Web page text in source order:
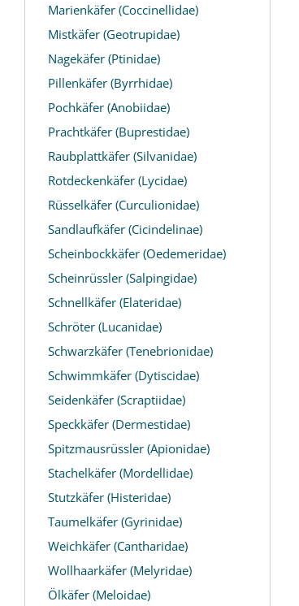
Marienkäfer (Coccinellidae)
Mistkäfer (Geotrupidae)
Nagekäfer (Ptinidae)
Pillenkäfer (Byrrhidae)
Pochkäfer (Anobiidae)
Prachtkäfer (Buprestidae)
Raubplattkäfer (Silvanidae)
Rotdeckenkäfer (Lycidae)
Rüsselkäfer (Curculionidae)
Sandlaufkäfer (Cicindelinae)
Scheinbockkäfer (Oedemeridae)
Scheinrüssler (Salpingidae)
Schnellkäfer (Elateridae)
Schröter (Lucanidae)
Schwarzkäfer (Tenebrionidae)
Schwimmkäfer (Dytiscidae)
Seidenkäfer (Scraptiidae)
Speckkäfer (Dermestidae)
Spitzmausrüssler (Apionidae)
Stachelkäfer (Mordellidae)
Stutzkäfer (Histeridae)
Taumelkäfer (Gyrinidae)
Weichkäfer (Cantharidae)
Wollhaarkäfer (Melyridae)
Ölkäfer (Meloidae)